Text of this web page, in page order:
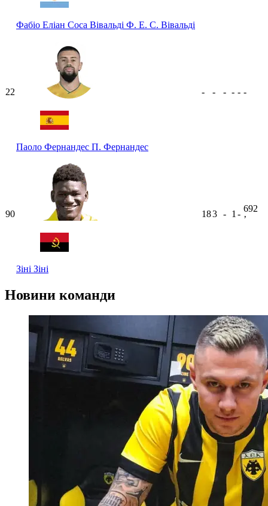
Фабіо Еліан Соса Вівальді Ф. Е. С. Вівальді
22
Паоло Фернандес П. Фернандес
- - - - - -
90
Зіні Зіні
183 - 1 -
692
ʼ
Новини команди